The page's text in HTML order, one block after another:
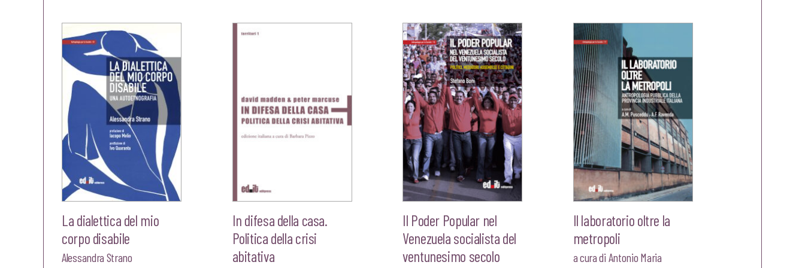
originale
era:
€20,00.
è:
€19,00.
originaleattuale
originale
era:
€20,00.
attuale
è:
€19,00.
originale
era:
€20,00.
attuale
€19,00.
La dialettica del mio
corpo disabile
Alessandra Strano
In difesa della casa.
Politica della crisi
abitativa
Il Poder Popular nel
Venezuela socialista del
ventunesimo secolo
Il laboratorio oltre la
metropoli
a cura di Antonio Maria